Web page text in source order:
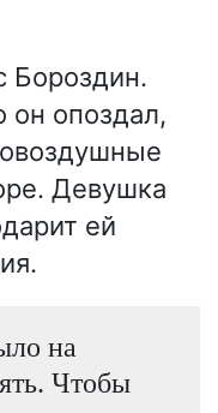
Бороздин.
он опоздал,
Девушка
ей
на
Чтобы